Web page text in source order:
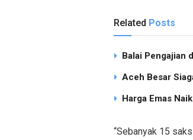
Related Posts
Balai Pengajian
Aceh Besar
Harga Emas
“Sebanyak 15